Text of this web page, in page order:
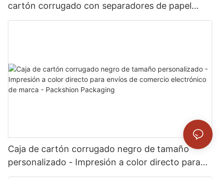
cartón corrugado con separadores de papel
personalizados para minibotellas y viales -
Caja de cartón corrugado negro de tamaño
personalizado - Impresión a color directo para
envíos de comercio electrónico de marca -